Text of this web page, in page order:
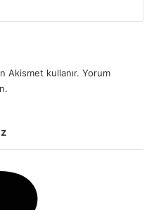
Akismet kullanır. Yorum